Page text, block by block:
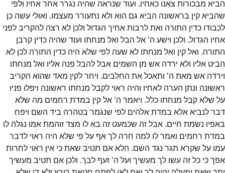
הביא מבכורות צאנו כאחיו. ועוד שנראה שהיה נגרר אחר אחיו ולפי
שהביא קין בראשונה הביא גם הוא ולא נתעורר מעצמו. ואולי עשה כן
לכבודו כדין התורה ואת לרבות אחיך הגדול ולכן לא רצה להקריב לפני
אחיו הגדול. ולכן וישע ה' אל הבל ואל מנחתו ועוד שהיה כדין קרבן
התורה. ואל קין ואל מנחתו לא שעה לפי שלא היה כדין התורה לכן לא
הביט אליו ולא ירדה אש מן השמים אבל להבל פנה אליו ואל מנחתו
וירדה אש מאת ה' ותאכל את החלבים. ויחר לקין מאד שהוא הקריב
ראשונה ונתן הערה לאחיו והיה ראוי לקבל מנחתו ראשונה ויפלו פניו
על שלא קבל מנחתו כלל. ויאמר ה' אל קין במדת רחמים מה שלא
דבר לנביא אלא במדת אלהים לפי שנגמר בטהרה ביד השם ויפח
באפיו נשמת חיים. אבל זה שכמעט זה בא לו מצד זוהמת אמו נגלה לו
במדת רחמים ואמר לו למה חרה לך אף על פי שלא היה ראוי לדבר
עמו על שקרא תגר נגד השם. הלא אם תטיב שאת כי אין ראוי לחרות
אפך כי כל זה עשו לך מעשיך ועל ה' זעף לבך. ולכן אם תטיב מעשיך